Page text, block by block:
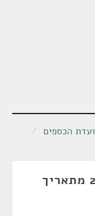
ועדת הכספים /
ישיבת ועדה של הכנסת ה-23 מתאריך